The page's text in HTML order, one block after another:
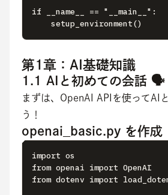
if __name__ == "__main__":
    setup_environment()
第1章：AI基礎知識
1.1 AIと初めての会話 🗣️
まずは、OpenAI APIを使ってAI
う！
openai_basic.py を作成
import os
from openai import OpenAI
from dotenv import